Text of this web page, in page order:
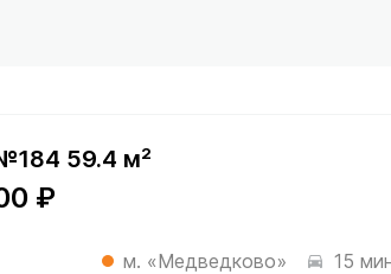
59.4 м²
₽
м. «Медведково» 15